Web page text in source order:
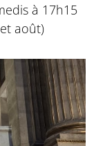
à 17h15
août)